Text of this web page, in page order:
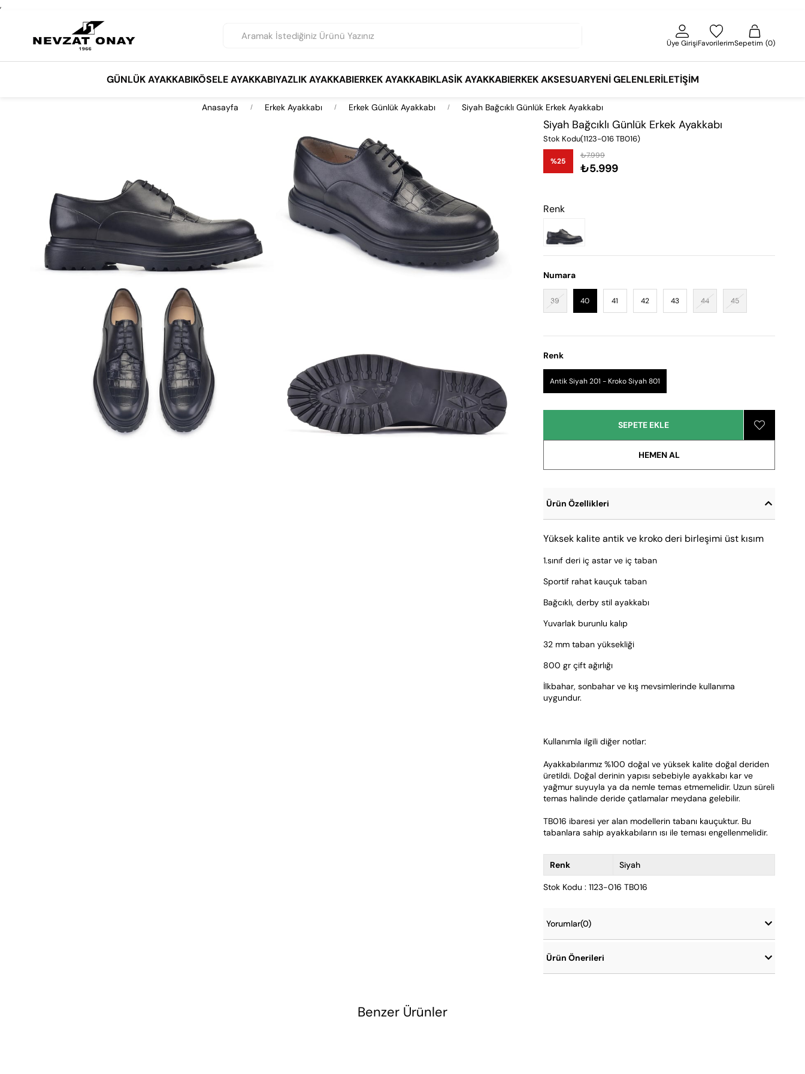
,
Üye GirişiFavorilerimSepetim 0
GÜNLÜK AYAKKABIKÖSELE AYAKKABIYAZLIK AYAKKABIERKEK AYAKKABIKLASIK AYAKKABIERKEK AKSESUARYENI GELENLERİLETIŞIM
Anasayfa Erkek Ayakkabı Erkek Günlük Ayakkabı Siyah Bağcıklı Günlük Erkek Ayakkabı
Siyah Bağcıklı Günlük Erkek Ayakkabı
Stok Kodu(1123-016 TB016)
%25
İndirim
₺7.999
₺5.999
Renk
Numara
39 40 41 42 43 44 45
Renk
Antik Siyah 201 - Kroko Siyah 801
Ürün Özellikleri
Yüksek kalite antik ve kroko deri birleşimi üst kısım
1.sınıf deri iç astar ve iç taban
Sportif rahat kauçuk taban
Bağcıklı, derby stil ayakkabı
Yuvarlak burunlu kalıp
32 mm taban yüksekliği
800 gr çift ağırlığı
İlkbahar, sonbahar ve kış mevsimlerinde kullanıma
uygundur.
Kullanımla ilgili diğer notlar:
Ayakkabılarımız %100 doğal ve yüksek kalite doğal deriden
üretildi. Doğal derinin yapısı sebebiyle ayakkabı kar ve
yağmur suyuyla ya da nemle temas etmemelidir. Uzun süreli
temas halinde deride çatlamalar meydana gelebilir.
TB016 ibaresi yer alan modellerin tabanı kauçuktur. Bu
tabanlara sahip ayakkabıların ısı ile teması engellenmelidir.
Renk Siyah
Stok Kodu : 1123-016 TB016
Yorumlar(0)
Ürün Önerileri
Benzer Ürünler